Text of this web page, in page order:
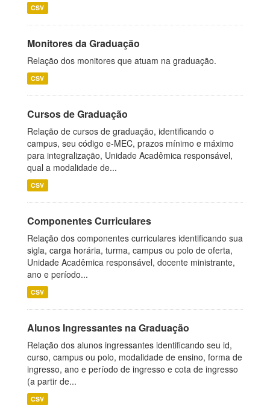
CSV
Monitores da Graduação
Relação dos monitores que atuam na graduação.
CSV
Cursos de Graduação
Relação de cursos de graduação, identificando o
campus, seu código e-MEC, prazos mínimo e máximo
para integralização, Unidade Acadêmica responsável,
qual a modalidade de...
CSV
Componentes Curriculares
Relação dos componentes curriculares identificando sua
sigla, carga horária, turma, campus ou polo de oferta,
Unidade Acadêmica responsável, docente ministrante,
ano e período...
CSV
Alunos Ingressantes na Graduação
Relação dos alunos ingressantes identificando seu id,
curso, campus ou polo, modalidade de ensino, forma de
ingresso, ano e período de ingresso e cota de ingresso
(a partir de...
CSV